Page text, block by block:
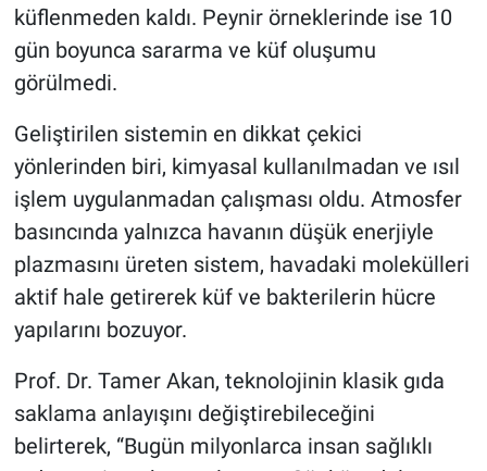
küflenmeden kaldı. Peynir örneklerinde ise 10
gün boyunca sararma ve küf oluşumu
görülmedi.
Geliştirilen sistemin en dikkat çekici
yönlerinden biri, kimyasal kullanılmadan ve ısıl
işlem uygulanmadan çalışması oldu. Atmosfer
basıncında yalnızca havanın düşük enerjiyle
plazmasını üreten sistem, havadaki molekülleri
aktif hale getirerek küf ve bakterilerin hücre
yapılarını bozuyor.
Prof. Dr. Tamer Akan, teknolojinin klasik gıda
saklama anlayışını değiştirebileceğini
belirterek, “Bugün milyonlarca insan sağlıklı